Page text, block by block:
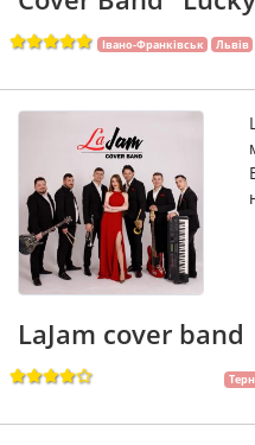
Івано-Франківськ Львів
LaJam cover